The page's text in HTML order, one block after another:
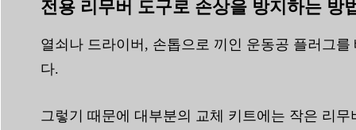
전용 리무버 도구로 손상을 방지하는 방
열쇠나 드라이버, 손톱으로 끼인 운동공 플러그
다.
그렇기 때문에 대부분의 교체 키트에는 작은 리